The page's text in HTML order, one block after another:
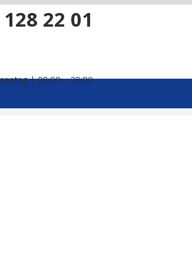
22 01
| 08:00 – 20:00